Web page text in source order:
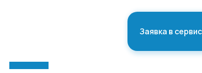
Заявка в